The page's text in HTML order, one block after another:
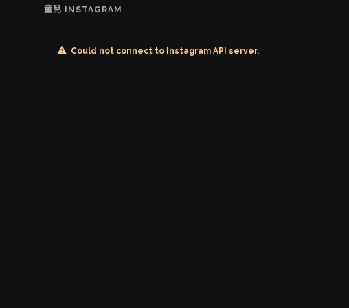
童兒 INSTAGRAM
Could not connect to Instagram API server.